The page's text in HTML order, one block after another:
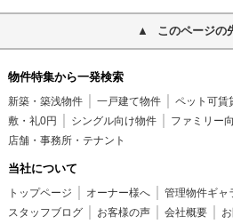
このページの
物件特集から一発検索
新築・築浅物件 一戸建て物件 ペット可賃
敷・礼0円
シングル向け物件
ファミリー
店舗・事務所・テナント
当社について
トップページ オーナー様へ 管理物件ギャ
スタッフブログ
お客様の声 会社概要